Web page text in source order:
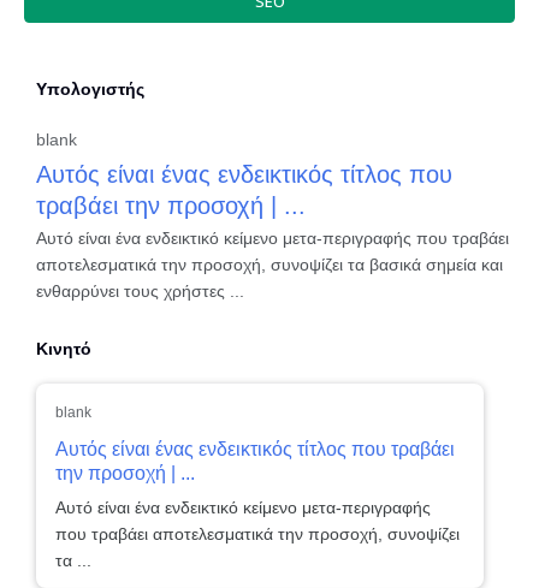
Υπολογιστής
blank
Αυτός είναι ένας ενδεικτικός τίτλος που
τραβάει την προσοχή | ...
Αυτό είναι ένα ενδεικτικό κείμενο μετα-περιγραφής που τραβάει
αποτελεσματικά την προσοχή, συνοψίζει τα βασικά σημεία και
ενθαρρύνει τους χρήστες ...
Κινητό
blank
Αυτός είναι ένας ενδεικτικός τίτλος που τραβάει
την προσοχή | ...
Αυτό είναι ένα ενδεικτικό κείμενο μετα-περιγραφής
που τραβάει αποτελεσματικά την προσοχή, συνοψίζει
τα ...